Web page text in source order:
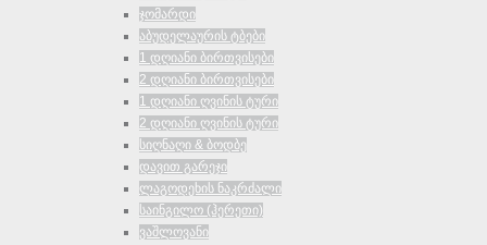
ჯომარდი
აბუდელაურის ტბები
1 დღიანი ბირთვისები
2 დღიანი ბირთვისები
1 დღიანი ღვინის ტური
2 დღიანი ღვინის ტური
სიღნაღი & ბოდბე
დავით გარეჯი
ლაგოდეხის ნაკრძალი
საინგილო (ჰერეთი)
ვაშლოვანი